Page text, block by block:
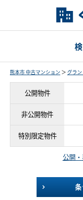
熊本市 中古マンション ＞ グラ
公開物件
非公開物件
特別限定物件
公開